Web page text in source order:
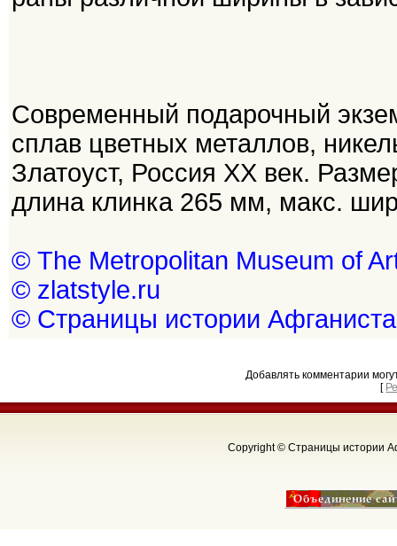
Современный подарочный
сплав цветных металлов,
Златоуст, Россия XX век.
длина клинка 265 мм, макс.
© The Metropolitan Museum of
© zlatstyle.ru
© Страницы истории
Добавлять комментарии
[
Copyright © Страницы истории